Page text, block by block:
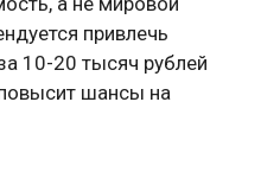
привлечь
10-20 тысяч рублей
шансы на